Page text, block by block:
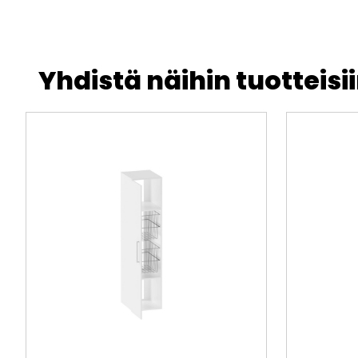
Yhdistä näihin